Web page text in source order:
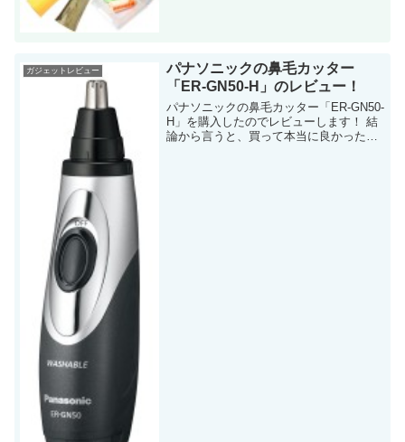
ガジェットレビュー
パナソニックの鼻毛カッター
「ER-GN50-H」のレビュー！
パナソニックの鼻毛カッター「ER-GN50-
H」を購入したのでレビューします！ 結
論から言うと、買って本当に良かったで